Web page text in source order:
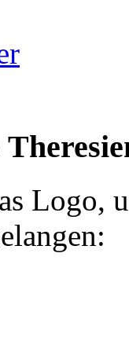
Logo,